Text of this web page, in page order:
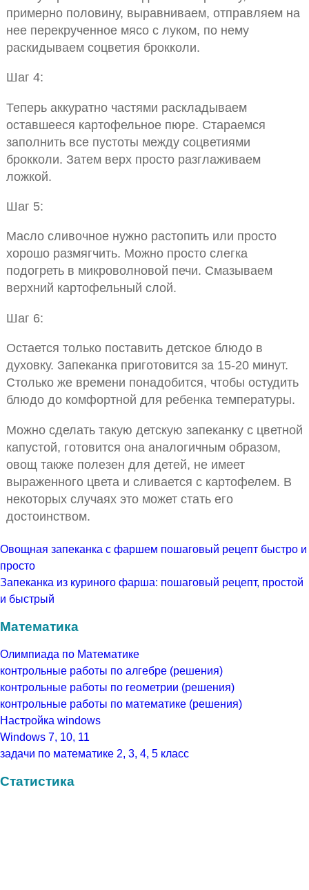
примерно половину, выравниваем, отправляем на
нее перекрученное мясо с луком, по нему
раскидываем соцветия брокколи.
Шаг 4:
Теперь аккуратно частями раскладываем
оставшееся картофельное пюре. Стараемся
заполнить все пустоты между соцветиями
брокколи. Затем верх просто разглаживаем
ложкой.
Шаг 5:
Масло сливочное нужно растопить или просто
хорошо размягчить. Можно просто слегка
подогреть в микроволновой печи. Смазываем
верхний картофельный слой.
Шаг 6:
Остается только поставить детское блюдо в
духовку. Запеканка приготовится за 15-20 минут.
Столько же времени понадобится, чтобы остудить
блюдо до комфортной для ребенка температуры.
Можно сделать такую детскую запеканку с цветной
капустой, готовится она аналогичным образом,
овощ также полезен для детей, не имеет
выраженного цвета и сливается с картофелем. В
некоторых случаях это может стать его
достоинством.
Овощная запеканка с фаршем пошаговый рецепт быстро и
просто
Запеканка из куриного фарша: пошаговый рецепт, простой
и быстрый
Математика
Олимпиада по Математике
контрольные работы по алгебре (решения)
контрольные работы по геометрии (решения)
контрольные работы по математике (решения)
Настройка windows
Windows 7, 10, 11
задачи по математике 2, 3, 4, 5 класс
Статистика